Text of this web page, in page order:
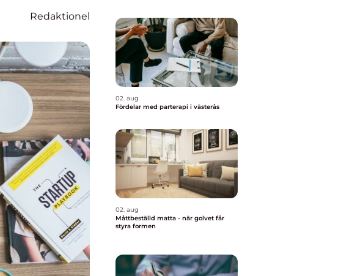
Redaktionel
02. aug
Fördelar med parterapi i västerås
02. aug
Måttbeställd matta - när golvet får
styra formen